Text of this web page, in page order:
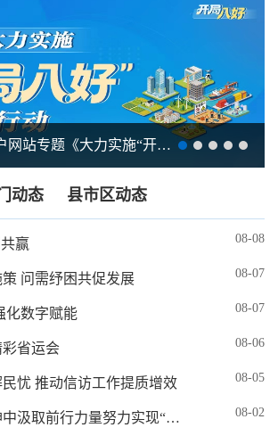
湖南省政府门户网站专题《大力实施“开局八好”行动》
动态 县市区动态
赢 08-08
问需纾困共促发展 08-07
化数字赋能 08-07
省运会 08-06
忧 推动信访工作提质增效 08-05
从伟大建党精神中汲取前行力量努力实现“十五五”良好开局 08-02